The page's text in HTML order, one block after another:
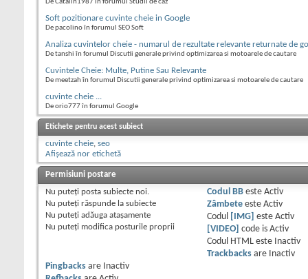
De Catalin1987 în forumul Studii de caz
Soft pozitionare cuvinte cheie in Google
De pacolino în forumul SEO Soft
Analiza cuvintelor cheie - numarul de rezultate relevante returnate de
De tanshi în forumul Discutii generale privind optimizarea si motoarele de cautare
Cuvintele Cheie: Multe, Putine Sau Relevante
De meetzah în forumul Discutii generale privind optimizarea si motoarele de cautare
cuvinte cheie ...
De orio777 în forumul Google
Etichete pentru acest subiect
cuvinte cheie, seo
Afișează nor etichetă
Permisiuni postare
Nu puteţi posta subiecte noi.
Nu puteţi răspunde la subiecte
Nu puteţi adăuga ataşamente
Nu puteţi modifica posturile proprii
Codul BBeste Activ
Zâmbeteeste Activ
Codul
[IMG] este Activ
[VIDEO]
code is Activ
Codul HTML este
Inactiv
Trackbacksare
Inactiv
Pingbacks are
Inactiv